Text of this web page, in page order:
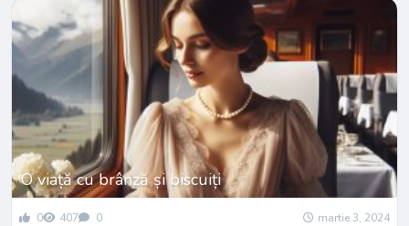
O viață cu brânză și biscuiți
0 407 0 martie 3, 2024